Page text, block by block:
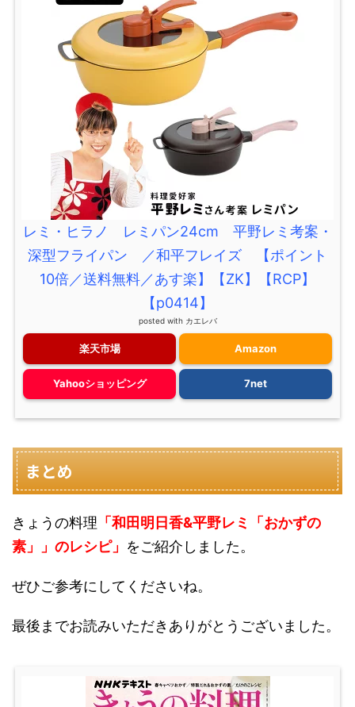
レミ・ヒラノ レミパン24cm 平野レミ考案・
深型フライパン ／和平フレイズ 【ポイント
10倍／送料無料／あす楽】【ZK】【RCP】
【p0414】
posted with カエレバ
楽天市場 Amazon
Yahooショッピング 7net
まとめ
きょうの料理 「和田明日香&平野レミ「おかずの
素」」のレシピ」 をご紹介しました。
ぜひご参考にしてくださいね。
最後までお読みいただきありがとうございました。